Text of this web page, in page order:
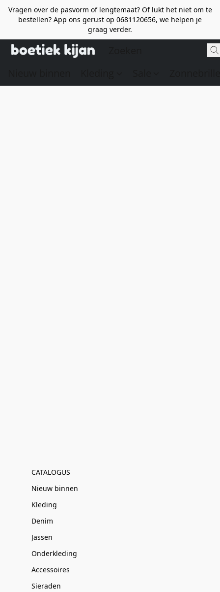
Vragen over de pasvorm of lengtemaat? Of lukt het niet om te
bestellen? App ons gerust op 0681120656, we helpen je
graag verder.
CATALOGUS
Nieuw binnen
Kleding
Denim
Jassen
Onderkleding
Accessoires
Sieraden